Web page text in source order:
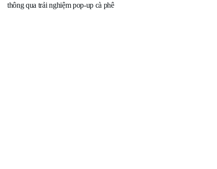
thông qua trải nghiệm pop-up cà phê